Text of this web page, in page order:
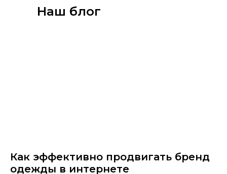
Наш блог
Как эффективно продвигать бренд
одежды в интернете